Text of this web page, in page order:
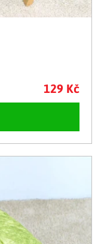
129 Kč